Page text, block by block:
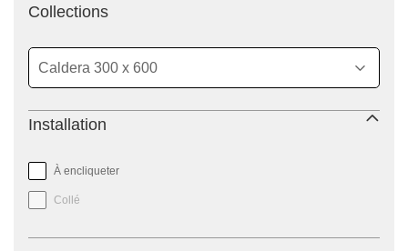
filtre
Collections
Installation
À encliqueter
Collé